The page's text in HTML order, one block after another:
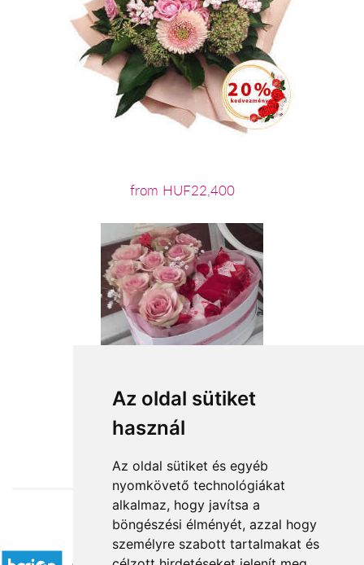
Az oldal sütiket
használ
Az oldal sütiket és egyéb
nyomkövető technológiákat
alkalmaz, hogy javítsa a
böngészési élményét, azzal hogy
személyre szabott tartalmakat és
from HUF22,400
from HUF39,200
Accepted payment methods